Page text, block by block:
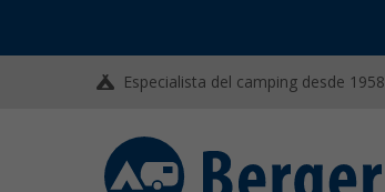
Especialista del camping desde 1958